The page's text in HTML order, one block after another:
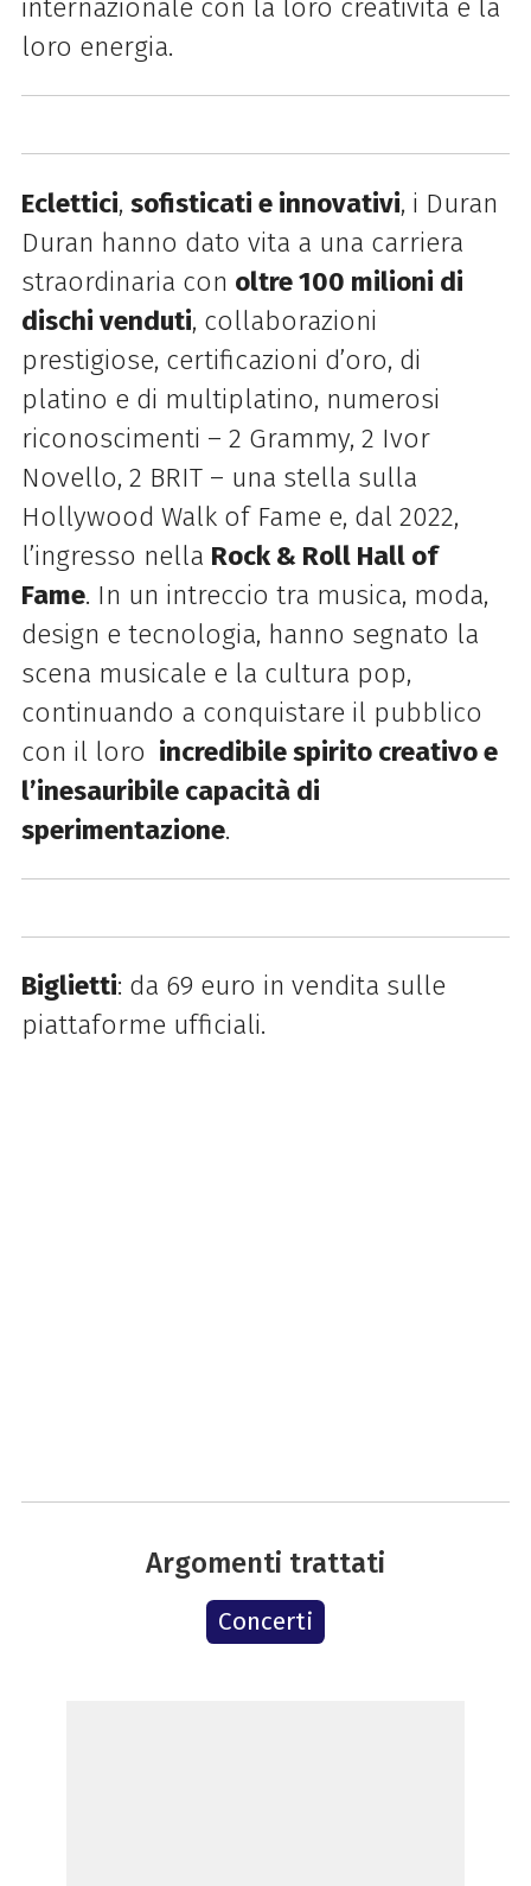
internazionale con la loro creatività e la
loro energia.
Eclettici, sofisticati e innovativi, i Duran
Duran hanno dato vita a una carriera
straordinaria con oltre 100 milioni di
dischi venduti, collaborazioni
prestigiose, certificazioni d’oro, di
platino e di multiplatino, numerosi
riconoscimenti – 2 Grammy, 2 Ivor
Novello, 2 BRIT – una stella sulla
Hollywood Walk of Fame e, dal 2022,
l’ingresso nella Rock & Roll Hall of
Fame. In un intreccio tra musica, moda,
design e tecnologia, hanno segnato la
scena musicale e la cultura pop,
continuando a conquistare il pubblico
con il loro incredibile spirito creativo e
l’inesauribile capacità di
sperimentazione.
Biglietti: da 69 euro in vendita sulle
piattaforme ufficiali.
Argomenti trattati
Concerti